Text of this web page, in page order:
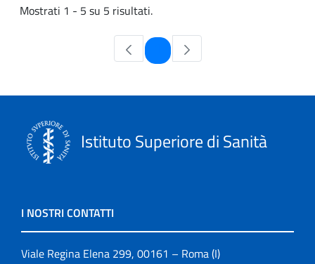
Mostrati 1 - 5 su 5 risultati.
Pagina
Istituto Superiore di Sanità
I NOSTRI CONTATTI
Viale Regina Elena 299, 00161 – Roma (I)